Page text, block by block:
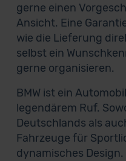
gerne einen
Ansicht. Eine
wie die Lieferung
selbst ein
gerne organisieren.
BMW ist ein
legendärem Ruf.
Deutschlands als
Fahrzeuge für
dynamisches